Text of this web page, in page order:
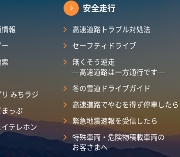
報
みちラジ
っぷ
テレホン
安全走行
高速道路トラブル対処法
セーフティドライブ
無くそう逆走
―高速道路は一方通行です―
冬の雪道ドライブガイド
高速道路でやむを得ず停車したら
緊急地震速報を受信したら
特殊車両・危険物積載車両の
お客さまへ